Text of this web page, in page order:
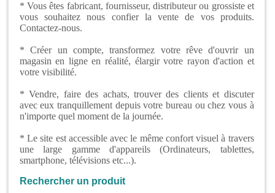
* Vous êtes fabricant, fournisseur, distributeur ou grossiste et
vous souhaitez nous confier la vente de vos produits.
Contactez-nous.
* Créer un compte, transformez votre rêve d'ouvrir un
magasin en ligne en réalité, élargir votre rayon d'action et
votre visibilité.
* Vendre, faire des achats, trouver des clients et discuter
avec eux tranquillement depuis votre bureau ou chez vous à
n'importe quel moment de la journée.
* Le site est accessible avec le même confort visuel à travers
une large gamme d'appareils (Ordinateurs, tablettes,
smartphone, télévisions etc...).
Rechercher un produit